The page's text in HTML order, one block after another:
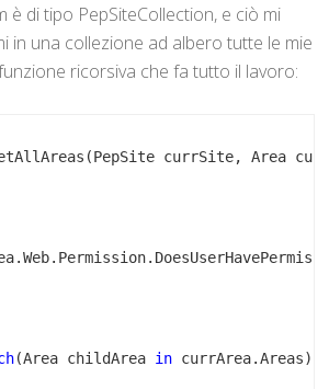
è di tipo PepSiteCollection, e ciò mi
in una collezione ad albero tutte le mie
ricorsiva che fa tutto il lavoro:
(Area childArea in